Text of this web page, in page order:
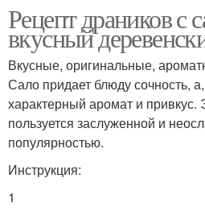
Рецепт драников с
вкусный
Вкусные, оригинальные,
Сало придает блюду сочность,
характерный аромат и
пользуется заслуженной и
популярностью.
Инструкция:
1